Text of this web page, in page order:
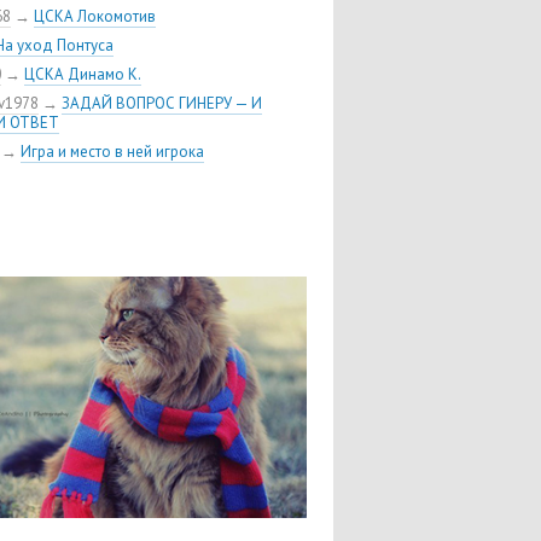
клуба ЦСКА пополнил
нападающий Линден Вей
возвращается в ЦСКА
права на форварда
«Сибири» Андрей Ермаков
→ ЦСКА Локомотив
уход Понтуса
→ ЦСКА Динамо К.
→ ЗАДАЙ ВОПРОС ГИНЕРУ — И
ОТВЕТ
→ Игра и место в ней игрока